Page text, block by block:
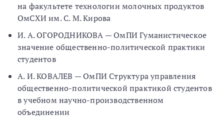
на факультете технологии молочных продуктов
ОмСХИ им. С. М. Кирова
И. А. ОГОРОДНИКОВА — ОмПИ Гуманистическое
значение общественно-политической практики
студентов
А. И. КОВАЛЕВ — ОмПИ Структура управления
общественно-политической практикой студентов
в учебном научно-производственном
объединении